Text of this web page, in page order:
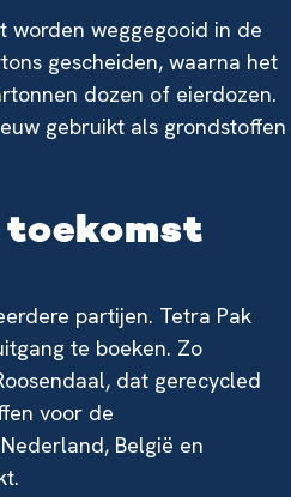
worden weggegooid in de
gescheiden, waarna het
dozen of eierdozen.
gebruikt als grondstoffen
toekomst
partijen. Tetra Pak
te boeken. Zo
dat gerecycled
voor de
België en